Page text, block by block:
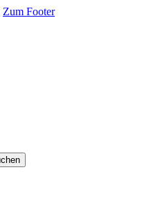
Zum Footer